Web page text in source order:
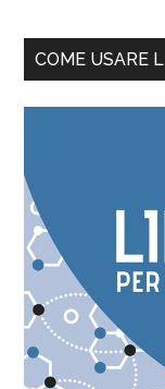
COME USARE